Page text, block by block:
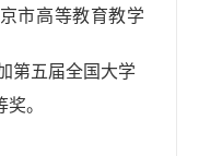
市高等教育教学
第五届全国大学
。